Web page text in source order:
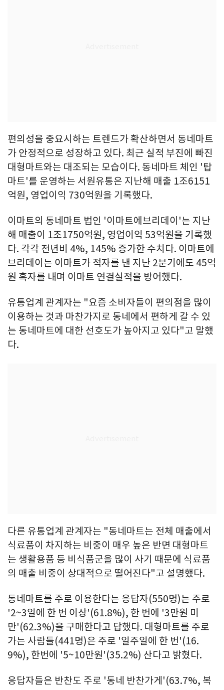
편의성을 중요시하는 트렌드가 확산하면서 동네마트
가 안정적으로 성장하고 있다. 최근 실적 부진에 빠진
대형마트와는 대조되는 모습이다. 동네마트 체인 '탑
마트'를 운영하는 서원유통은 지난해 매출 1조6151
억원, 영업이익 730억원을 기록했다.
이마트의 동네마트 법인 '이마트에브리데이'는 지난
해 매출이 1조1750억원, 영업이익 53억원을 기록했
다. 각각 전년비 4%, 145% 증가한 수치다. 이마트에
브리데이는 이마트가 적자를 낸 지난 2분기에도 45억
원 흑자를 내며 이마트 연결실적을 방어했다.
유통업계 관계자는 "요즘 소비자들이 편의점을 많이
이용하는 것과 마찬가지로 동네에서 편하게 갈 수 있
는 동네마트에 대한 선호도가 높아지고 있다"고 말했
다.
다른 유통업계 관계자는 "동네마트는 전체 매출에서
식료품이 차지하는 비중이 매우 높은 반면 대형마트
는 생활용품 등 비식품군을 많이 사기 때문에 식료품
의 매출 비중이 상대적으로 떨어진다"고 설명했다.
동네마트를 주로 이용한다는 응답자(550명)는 주로
'2~3일에 한 번 이상'(61.8%), 한 번에 '3만원 미
만'(62.3%)을 구매한다고 답했다. 대형마트를 주로
가는 사람들(441명)은 주로 '일주일에 한 번'(16.
9%), 한번에 '5~10만원'(35.2%) 산다고 밝혔다.
응답자들은 반찬도 주로 '동네 반찬가게'(63.7%, 복